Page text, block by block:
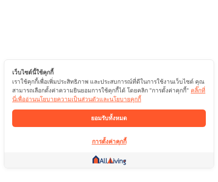
เว็บไซต์นี้ใช้คุกกี้
เราใช้คุกกี้เพื่อเพิ่มประสิทธิภาพ และประสบการณ์ที่ดีในการใช้งานเว็บไซต์ คุณ
สามารถเลือกตั้งค่าความยินยอมการใช้คุกกี้ได้ โดยคลิก "การตั้งค่าคุกกี้" คลิ๊กที่
นี่เพื่ออ่านนโยบายความเป็นส่วนตัวและนโยบายคุกกี้
ยอมรับทั้งหมด
การตั้งค่าคุกกี้